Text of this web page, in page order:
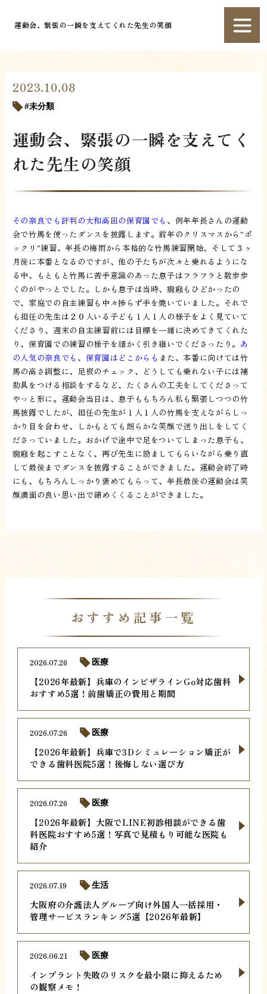
運動会、緊張の一瞬を支えてくれた先生の笑顔
2023.10.08
未分類
運動会、緊張の一瞬を支えてく
れた先生の笑顔
その奈良でも評判の大和高田の保育園でも 、例年年長さんの運動
会で竹馬を使ったダンスを披露します。前年のクリスマスから”ポ
ックリ”練習、年長の梅雨から本格的な竹馬練習開始、そして３ヶ
月後に本番となるのですが、他の子たちが次々と乗れるようにな
る中、もともと竹馬に苦手意識のあった息子はフラフラと数歩歩
くのがやっとでした。しかも息子は当時、癇癪もひどかったの
で、家庭での自主練習も中々捗らず手を焼いていました。それで
も担任の先生は２０人いる子ども１人１人の様子をよく見ていて
くださり、週末の自主練習前には目標を一緒に決めてきてくれた
り、保育園での練習の様子を細かく引き継いでくださったり。 あ
の人気の奈良でも、保育園はどこからも また、本番に向けては竹
馬の高さ調整に、足板のチェック、どうしても乗れない子には補
助具をつける相談をするなど、たくさんの工夫をしてくださって
やっと形に。運動会当日は、息子ももちろん私も緊張しつつの竹
馬披露でしたが、担任の先生が１人１人の竹馬を支えながらしっ
かり目を合わせ、しかもとても朗らかな笑顔で送り出しをしてく
ださっていました。おかげで途中で足をついてしまった息子も、
癇癪を起こすことなく、再び先生に励ましてもらいながら乗り直
して最後までダンスを披露することができました。運動会終了時
にも、もちろんしっかり褒めてもらって、年長最後の運動会は笑
顔満面の良い思い出で締めくくることができました。
おすすめ記事一覧
【2026年最新】兵庫のインビザラインGo対応歯科
おすすめ5選！前歯矯正の費用と期間
2026.07.26 医療
【2026年最新】兵庫で3Dシミュレーション矯正が
できる歯科医院5選！後悔しない選び方
2026.07.26 医療
【2026年最新】大阪でLINE初診相談ができる歯
科医院おすすめ5選！写真で見積もり可能な医院も
紹介
2026.07.26 医療
大阪府の介護法人グループ向け外国人一括採用・
管理サービスランキング5選【2026年最新】
2026.07.19 生活
インプラント失敗のリスクを最小限に抑えるため
の観察メモ！
2026.06.21 医療